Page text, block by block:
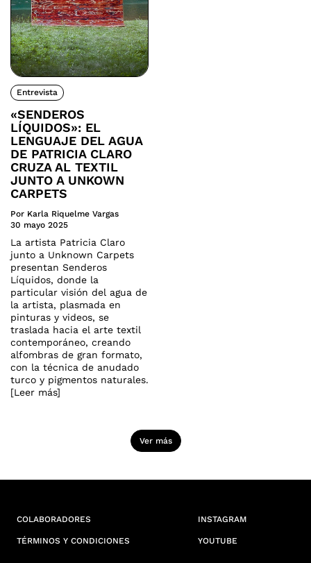
Entrevista
«SENDEROS
LÍQUIDOS»: EL
LENGUAJE DEL AGUA
DE PATRICIA CLARO
CRUZA AL TEXTIL
JUNTO A UNKOWN
CARPETS
Por Karla Riquelme Vargas
30 mayo 2025
La artista Patricia Claro
junto a Unknown Carpets
presentan Senderos
Líquidos, donde la
particular visión del agua de
la artista, plasmada en
pinturas y videos, se
traslada hacia el arte textil
contemporáneo, creando
alfombras de gran formato,
con la técnica de anudado
turco y pigmentos naturales.
[Leer más]
Ver más
COLABORADORES
TÉRMINOS Y CONDICIONES
INSTAGRAM
YOUTUBE